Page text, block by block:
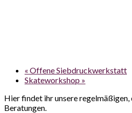
« Offene Siebdruckwerkstatt
Skateworkshop »
Hier findet ihr unsere
Beratungen.